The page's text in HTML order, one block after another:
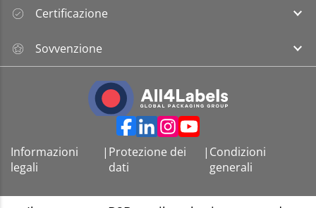
Certificazione
Sovvenzione
Informazioni
legali
| Protezione dei
dati
| Condizioni
generali